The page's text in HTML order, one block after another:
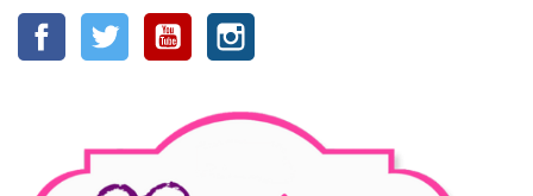
Facebook Twitter YouTube